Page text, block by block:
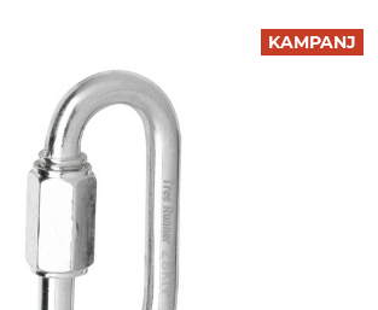
KAMPANJ